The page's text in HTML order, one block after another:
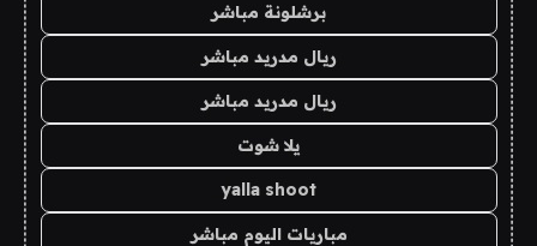
برشلونة مباشر
ريال مدريد مباشر
ريال مدريد مباشر
يلا شوت
yalla shoot
مباريات اليوم مباشر